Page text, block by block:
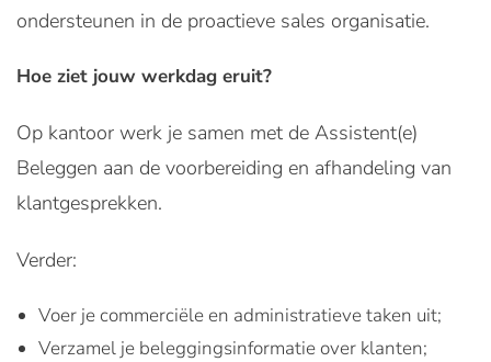
ondersteunen in de proactieve sales organisatie.
Hoe ziet jouw werkdag eruit?
Op kantoor werk je samen met de Assistent(e)
Beleggen aan de voorbereiding en afhandeling van
klantgesprekken.
Verder:
Voer je commerciële en administratieve taken uit;
Verzamel je beleggingsinformatie over klanten;